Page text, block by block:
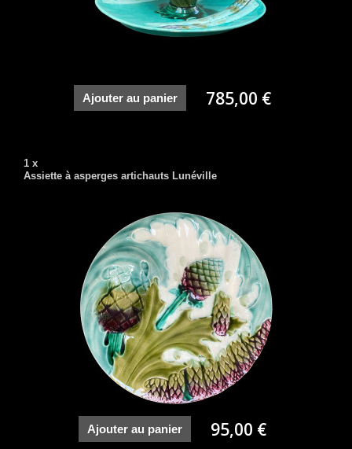
Ajouter au panier 785,00 €
1 x
Assiette à asperges artichauts Lunéville
Ajouter au panier 95,00 €